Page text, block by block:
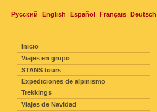
Русский English Español Français Deutsch
Inicio
Viajes en grupo
STANS tours
Expediciones de alpinismo
Trekkings
Viajes de Navidad